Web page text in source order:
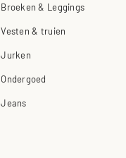
Broeken & Leggings
Vesten & truien
Jurken
Ondergoed
Jeans